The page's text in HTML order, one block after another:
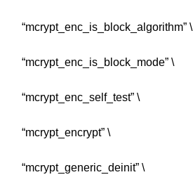
“mcrypt_enc_is_block_algorithm” \
“mcrypt_enc_is_block_mode” \
“mcrypt_enc_self_test” \
“mcrypt_encrypt” \
“mcrypt_generic_deinit” \